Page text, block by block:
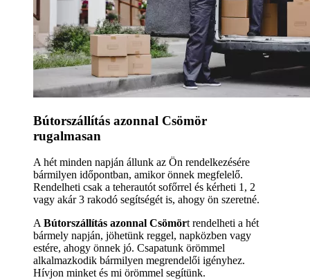
Bútorszállítás azonnal Csömör
rugalmasan
A hét minden napján állunk az Ön rendelkezésére
bármilyen időpontban, amikor önnek megfelelő.
Rendelheti csak a teherautót sofőrrel és kérheti 1, 2
vagy akár 3 rakodó segítségét is, ahogy ön szeretné.
A Bútorszállítás azonnal Csömört rendelheti a hét
bármely napján, jöhetünk reggel, napközben vagy
estére, ahogy önnek jó. Csapatunk örömmel
alkalmazkodik bármilyen megrendelői igényhez.
Hívjon minket és mi örömmel segítünk.